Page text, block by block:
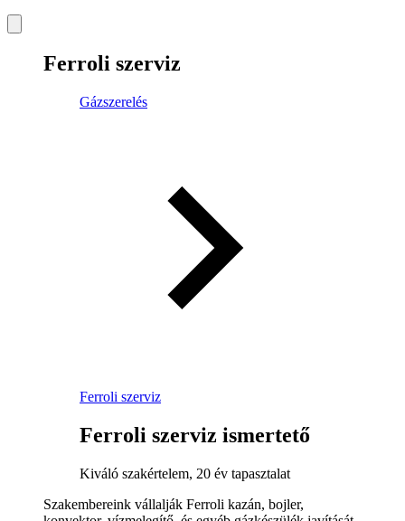
Ferroli szerviz
Gázszerelés
Ferroli szerviz
Ferroli szerviz ismertető
Kiváló szakértelem, 20 év tapasztalat
Szakembereink vállalják Ferroli kazán, bojler,